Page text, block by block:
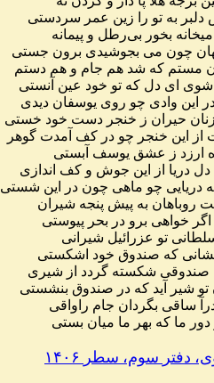
دلبر به تو را زین عمر سردستی
میخانه بخور بیرطل و پیمانه
چون می بجوشیدی برون جستی
مستم که شد هم جام و هم دستم
شوی ای دل که تو خود عین آنستی
این وادی چو روی یوسفان دیدی
زنان حیران ز خنجر دست خود خستی
از این خنجر چو در کف آمدت گوهر
ارزد ز عشق یوسف آبستی
دل دریا از این جوش و کف اندازی
دریایی چو ماهی چون در این شستی
روباهان به پیش پنجه شیران
اگر خواهی برو در بحر پیوستی
تو عزرائیل شیرانی
که صندوق خود اشکستی
صندوقی شکسته گردد از شیری
تو شیر آید که در صندوق بنشستی
ساقی بگردان جام راواقی
دور ما که بهر ما میان بستی
دفتر سوم، سطر ۱۴۰۶